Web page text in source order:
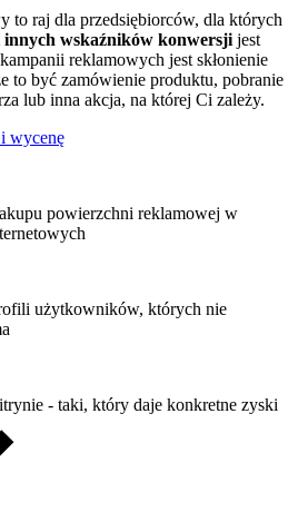
to raj dla przedsiębiorców, dla których
innych wskaźników konwersji jest
reklamowych jest skłonienie
to być zamówienie produktu, pobranie
lub inna akcja, na której Ci zależy.
i wycenę
powierzchni reklamowej w
użytkowników, których nie
- taki, który daje konkretne zyski